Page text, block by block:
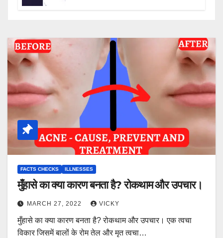
FACTS CHECKS ILLNESSES
मुँहासे का क्या कारण बनता है? रोकथाम और उपचार।
MARCH 27, 2022 VICKY
मुँहासे का क्या कारण बनता है? रोकथाम और उपचार। एक त्वचा
विकार जिसमें बालों के रोम तेल और मृत त्वचा…